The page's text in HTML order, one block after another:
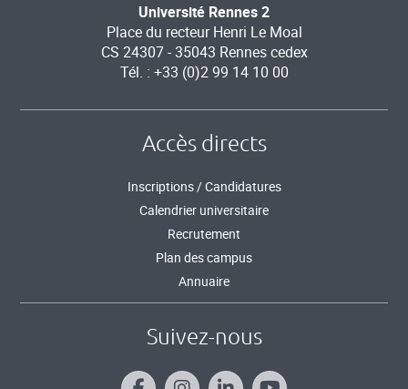
Université Rennes 2
Place du recteur Henri Le Moal
CS 24307 - 35043 Rennes cedex
Tél. : +33 (0)2 99 14 10 00
Accès directs
Inscriptions / Candidatures
Calendrier universitaire
Recrutement
Plan des campus
Annuaire
Suivez-nous